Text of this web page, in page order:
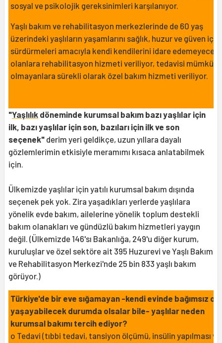
sosyal ve psikolojik gereksinimleri karşılanıyor.
Yaşlı bakım ve rehabilitasyon merkezlerinde de 60 yaş
üzerindeki yaşlıların yaşamlarını sağlık, huzur ve güven
sürdürmeleri amacıyla kendi kendilerini idare edemeyecek
olanlara rehabilitasyon hizmeti veriliyor, tedavisi mümkün
olmayanlara sürekli olarak özel bakım hizmeti veriliyor.
"Yaşlılık döneminde kurumsal bakım bazı yaşlılar için
ilk, bazı yaşlılar için son, bazıları için ilk ve son
seçenek" derim yeri geldikçe, uzun yıllara dayalı
gözlemlerimin etkisiyle meramımı kısaca anlatabilmek
için.
Ülkemizde yaşlılar için yatılı kurumsal bakım dışında
seçenek pek yok. Zira yaşadıkları yerlerde yaşlılara
yönelik evde bakım, ailelerine yönelik toplum destekli
bakım olanakları ve gündüzlü bakım hizmetleri yaygın
değil. (Ülkemizde 146'sı Bakanlığa, 249'u diğer kurum,
kuruluşlar ve özel sektöre ait 395 Huzurevi ve Yaşlı Bakım
ve Rehabilitasyon Merkezi'nde 25 bin 833 yaşlı bakım
görüyor.)
Türkiye'de bir eve sığamayan -kendi evinde bağımsız
yaşayabilecek durumda olsalar bile- yaşlılar neden
kurumsal bakımı tercih ediyor?
o Tedavi (tıbbi tedavi, tansiyon ölçümü, insülin yapılması